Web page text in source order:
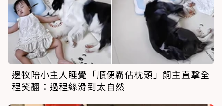
邊牧陪小主人睡覺「順便霸佔枕頭」飼主直擊全
程笑翻：過程絲滑到太自然